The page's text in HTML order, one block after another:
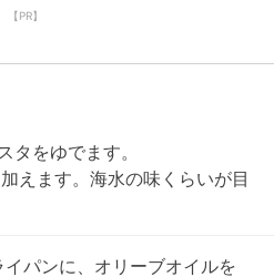
【PR】
タをゆでます。
えます。海水の味くらいが目
イパンに、オリーブオイルを